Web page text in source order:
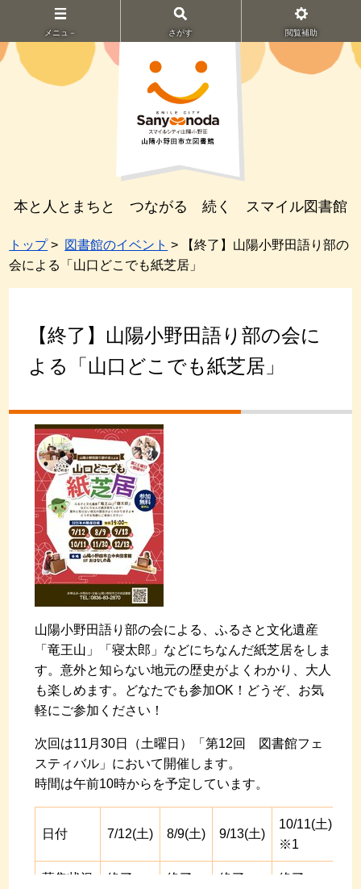
メニュ－ さがす 閲覧補助
本と人とまちと つながる 続く スマイル図書館
トップ> 図書館のイベント > 【終了】山陽小野田語り部の
会による「山口どこでも紙芝居」
【終了】山陽小野田語り部の会に
よる「山口どこでも紙芝居」
山陽小野田語り部の会による、ふるさと文化遺産
「竜王山」「寝太郎」などにちなんだ紙芝居をしま
す。意外と知らない地元の歴史がよくわかり、大人
も楽しめます。どなたでも参加OK！どうぞ、お気
軽にご参加ください！
次回は11月30日（土曜日）「第12回 図書館フェ
スティバル」において開催します。
時間は午前10時からを予定しています。
日付 7/12(土) 8/9(土) 9/13(土)
10/11(土)
※1
募集状況 終了 終了 終了 終了